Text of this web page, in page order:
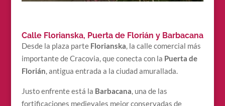
Calle Florianska, Puerta de Florián y Barbacana
Desde la plaza parte Florianska, la calle comercial más
importante de Cracovia, que conecta con la Puerta de
Florián, antigua entrada a la ciudad amurallada.
Justo enfrente está la Barbacana, una de las
fortificaciones medievales mejor conservadas de